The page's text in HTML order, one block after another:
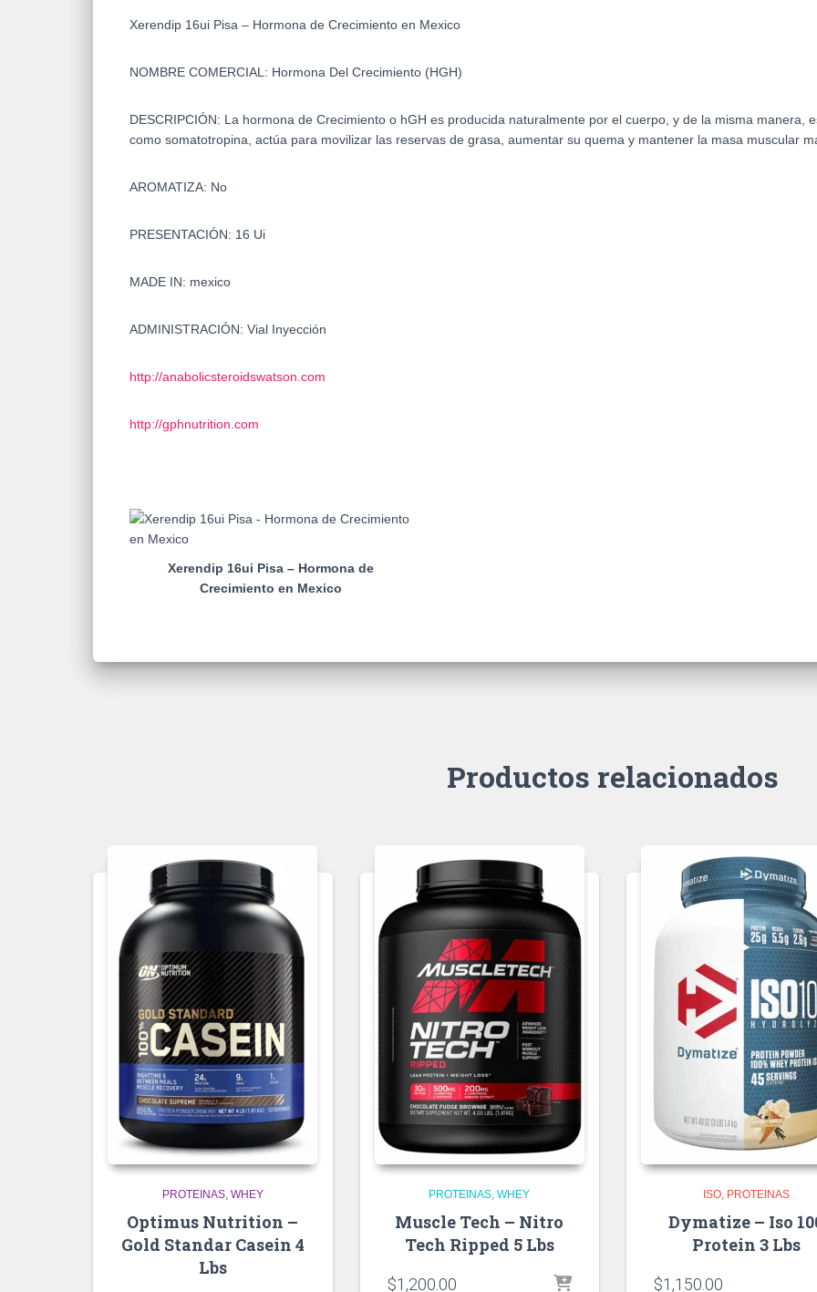
Xerendip 16ui Pisa – Hormona de Crecimiento en Mexico
NOMBRE COMERCIAL: Hormona Del Crecimiento (HGH)
DESCRIPCIÓN: La hormona de Crecimiento o hGH es producida naturalmente por el cuerpo, y de la misma manera,
como somatotropina, actúa para movilizar las reservas de grasa, aumentar su quema y mantener la masa muscular
AROMATIZA: No
PRESENTACIÓN: 16 Ui
MADE IN: mexico
ADMINISTRACIÓN: Vial Inyección
http://anabolicsteroidswatson.com
http://gphnutrition.com
Xerendip 16ui Pisa – Hormona de
Crecimiento en Mexico
Productos relacionados
PROTEINAS WHEY
Optimus Nutrition –
Gold Standar Casein 4
Lbs
PROTEINAS WHEY
Muscle Tech – Nitro
Tech Ripped 5 Lbs
$1,200.00
ISO PROTEINAS
Dymatize – Iso
Protein 3 Lbs
$1,150.00